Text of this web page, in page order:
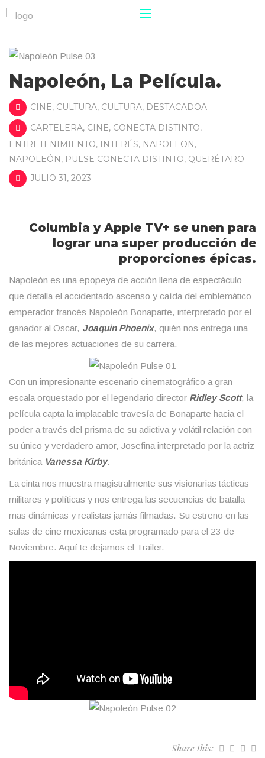
Napoleón, La Película.
CINE, CULTURA, CULTURA, DESTACADOA
CARTELERA, CINE, CONECTA DISTINTO,
ENTRETENIMIENTO, INTERÉS, NAPOLEON ,
NAPOLEÓN , PULSE CONECTA DISTINTO, QUERÉTARO
JULIO 31, 2023
Columbia y Apple TV+ se unen para
lograr una super producción de
proporciones épicas.
Napoleón es una epopeya de acción llena de espectáculo
que detalla el accidentado ascenso y caída del emblemático
emperador francés Napoleón Bonaparte, interpretado por el
ganador al Oscar, Joaquin Phoenix, quién nos entrega una
de las mejores actuaciones de su carrera.
Con un impresionante escenario cinematográfico a gran
escala orquestado por el legendario director Ridley Scott, la
película capta la implacable travesía de Bonaparte hacia el
poder a través del prisma de su adictiva y volátil relación con
su único y verdadero amor, Josefina interpretado por la actriz
británica Vanessa Kirby.
La cinta nos muestra magistralmente sus visionarias tácticas
militares y políticas y nos entrega las secuencias de batalla
mas dinámicas y realistas jamás filmadas. Su estreno en las
salas de cine mexicanas esta programado para el 23 de
Noviembre. Aquí te dejamos el Trailer.
Share this: